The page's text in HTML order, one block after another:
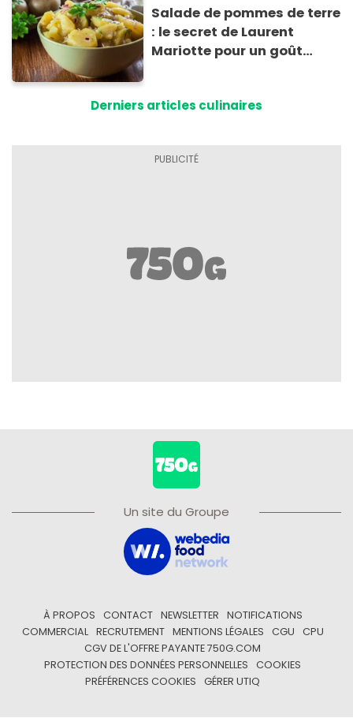
Salade de pommes de terre
: le secret de Laurent
Mariotte pour un goût
Derniers articles culinaires
Un site du Groupe
À PROPOS CONTACT NEWSLETTER
NOTIFICATIONS
COMMERCIAL
RECRUTEMENT MENTIONS LÉGALES CGU
CPU
CGV DE L'OFFRE PAYANTE 750G.COM
PROTECTION DES DONNÉES PERSONNELLES
COOKIES
PRÉFÉRENCES COOKIES
GÉRER UTIQ